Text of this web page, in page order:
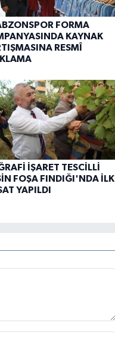
FORMA
KAYNAK
RESMÎ
İŞARET TESCİLLİ
FOŞA FINDIĞI'NDA İLK
YAPILDI